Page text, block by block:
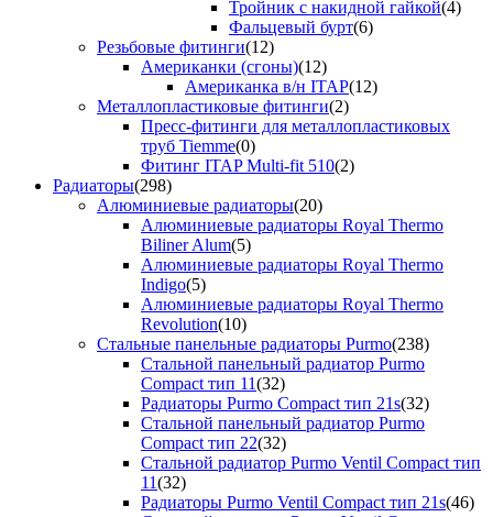
Тройник с накидной гайкой(4)
Фальцевый бурт(6)
Резьбовые фитинги(12)
Американки (сгоны)(12)
Американка в/н ITAP(12)
Металлопластиковые фитинги(2)
Пресс-фитинги для металлопластиковых
труб Tiemme(0)
Фитинг ITAP Multi-fit 510(2)
Радиаторы(298)
Алюминиевые радиаторы(20)
Алюминиевые радиаторы Royal Thermo
Biliner Alum(5)
Алюминиевые радиаторы Royal Thermo
Indigo(5)
Алюминиевые радиаторы Royal Thermo
Revolution(10)
Стальные панельные радиаторы Purmo(238)
Стальной панельный радиатор Purmo
Compact тип 11(32)
Радиаторы Purmo Compact тип 21s(32)
Стальной панельный радиатор Purmo
Compact тип 22(32)
Стальной радиатор Purmo Ventil Compact тип
11(32)
Радиаторы Purmo Ventil Compact тип 21s(46)